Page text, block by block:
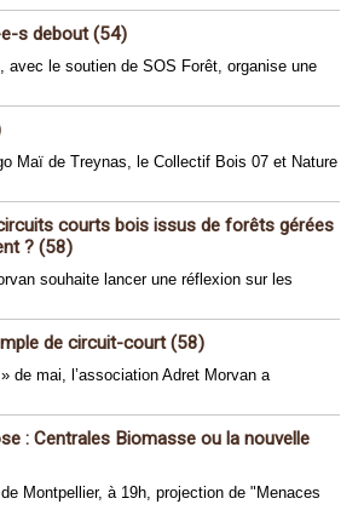
s debout (54)
avec le soutien de SOS Forêt, organise une
Maï de Treynas, le Collectif Bois 07 et Nature
courts bois issus de forêts gérées
? (58)
souhaite lancer une réflexion sur les
de circuit-court (58)
de mai, l’association Adret Morvan a
: Centrales Biomasse ou la nouvelle
Montpellier, à 19h, projection de "Menaces